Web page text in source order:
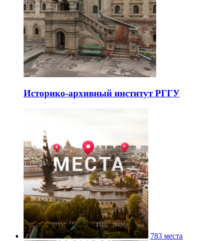
Историко-архивный институт РГГУ
783 места